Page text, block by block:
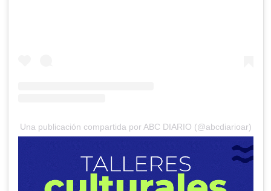
Una publicación compartida por ABC DIARIO (@abcdiarioar)